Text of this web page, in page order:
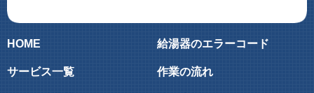
HOME
サービス一覧
給湯器のエラーコード
作業の流れ